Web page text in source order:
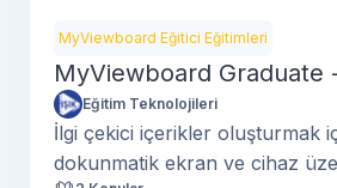
MyViewboard Eğitici Eğitimleri
MyViewboard Graduate -
Eğitim Teknolojileri
İlgi çekici içerikler oluşturmak
dokunmatik ekran ve cihaz